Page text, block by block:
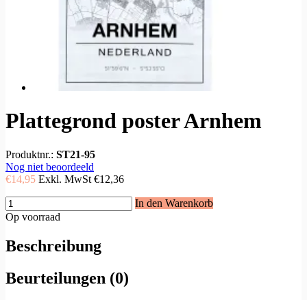
Plattegrond poster Arnhem
Produktnr.: ST21-95
Nog niet beoordeeld
€14,95 Exkl. MwSt €12,36
In den Warenkorb
Op voorraad
Beschreibung
Beurteilungen (0)